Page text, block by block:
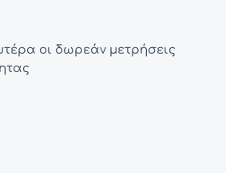
οι δωρεάν μετρήσεις